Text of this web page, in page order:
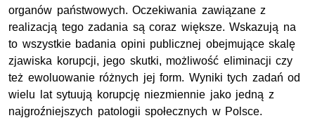
organów państwowych. Oczekiwania zawiązane z
realizacją tego zadania są coraz większe. Wskazują na
to wszystkie badania opini publicznej obejmujące skalę
zjawiska korupcji, jego skutki, możliwość eliminacji czy
też ewoluowanie różnych jej form. Wyniki tych zadań od
wielu lat sytuują korupcję niezmiennie jako jedną z
najgroźniejszych patologii społecznych w Polsce.